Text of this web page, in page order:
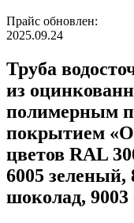
Прайс обновлен:
2025.09.24
Труба
из
полимерным
покрытием
цветов RAL
6005
шоколад,